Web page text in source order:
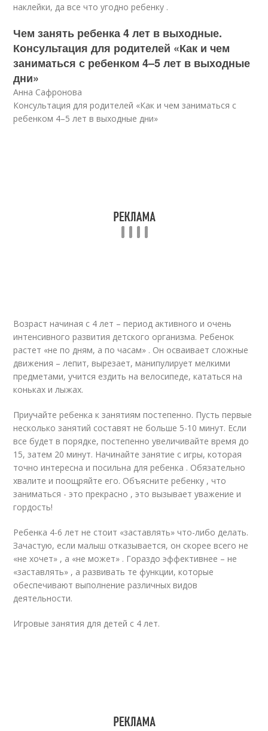
наклейки, да все что угодно ребенку .
Чем занять ребенка 4 лет в выходные.
Консультация для родителей «Как и чем
заниматься с ребенком 4–5 лет в выходные
дни»
Анна Сафронова
Консультация для родителей «Как и чем заниматься с
ребенком 4–5 лет в выходные дни»
Возраст начиная с 4 лет – период активного и очень
интенсивного развития детского организма. Ребенок
растет «не по дням, а по часам» . Он осваивает сложные
движения – лепит, вырезает, манипулирует мелкими
предметами, учится ездить на велосипеде, кататься на
коньках и лыжах.
Приучайте ребенка к занятиям постепенно. Пусть первые
несколько занятий составят не больше 5-10 минут. Если
все будет в порядке, постепенно увеличивайте время до
15, затем 20 минут. Начинайте занятие с игры, которая
точно интересна и посильна для ребенка . Обязательно
хвалите и поощряйте его. Объясните ребенку , что
заниматься - это прекрасно , это вызывает уважение и
гордость!
Ребенка 4-6 лет не стоит «заставлять» что-либо делать.
Зачастую, если малыш отказывается, он скорее всего не
«не хочет» , а «не может» . Гораздо эффективнее – не
«заставлять» , а развивать те функции, которые
обеспечивают выполнение различных видов
деятельности.
Игровые занятия для детей с 4 лет.